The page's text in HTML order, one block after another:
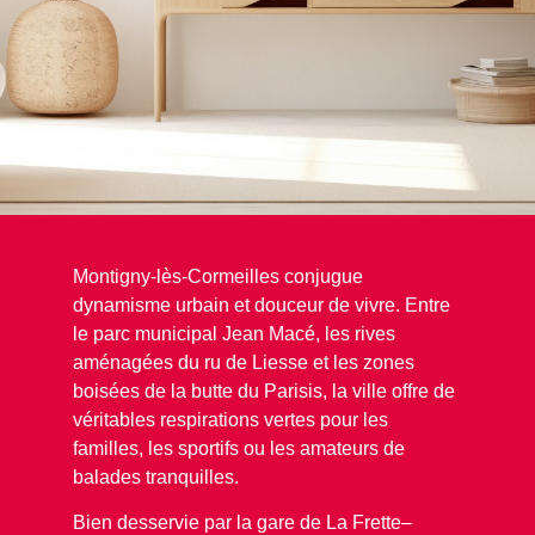
Montigny-lès-Cormeilles conjugue
dynamisme urbain et douceur de vivre. Entre
le parc municipal Jean Macé, les rives
aménagées du ru de Liesse et les zones
boisées de la butte du Parisis, la ville offre de
véritables respirations vertes pour les
familles, les sportifs ou les amateurs de
balades tranquilles.
Bien desservie par la gare de La Frette–